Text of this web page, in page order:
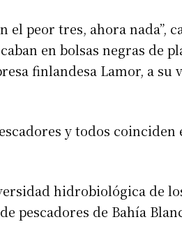
el peor tres, ahora nada”,
en bolsas negras de
finlandesa Lamor, a su
y todos
hidrobiológica de
pescadores de Bahía